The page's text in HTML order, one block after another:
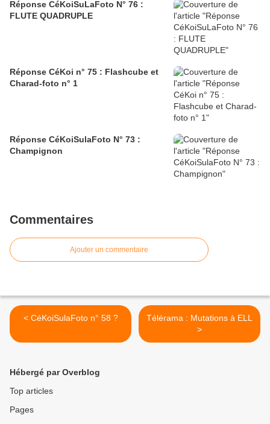
Réponse CéKoiSuLaFoto N° 76 :
FLUTE QUADRUPLE
Réponse CéKoi n° 75 : Flashcube et
Charad-foto n° 1
Réponse CéKoiSulaFoto N° 73 :
Champignon
Commentaires
Ajouter un commentaire
< CéKoiSulaFoto n° 58 ?
Télérama : Mutations à ELL
>
Hébergé par Overblog
Top articles
Pages